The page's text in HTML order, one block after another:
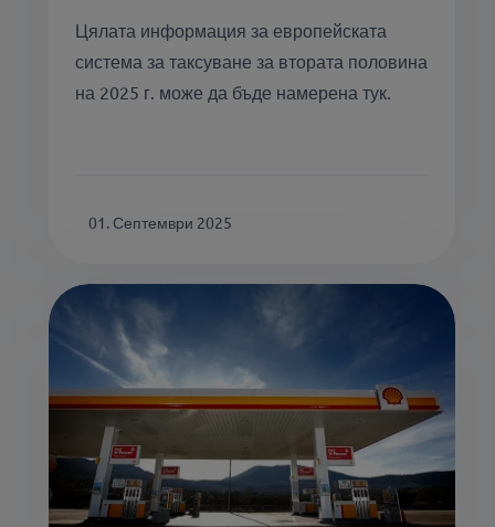
Цялата информация за европейската
система за таксуване за втората половина
на 2025 г. може да бъде намерена тук.
01. Септември 2025